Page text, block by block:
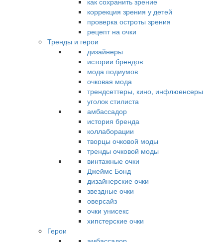
коррекция зрения у детей
проверка остроты зрения
рецепт на очки
Тренды и герои
дизайнеры
истории брендов
мода подиумов
очковая мода
трендсеттеры, кино, инфлюенсеры
уголок стилиста
амбассадор
история бренда
коллаборации
творцы очковой моды
тренды очковой моды
винтажные очки
Джеймс Бонд
дизайнерские очки
звездные очки
оверсайз
очки унисекс
хипстерские очки
Герои